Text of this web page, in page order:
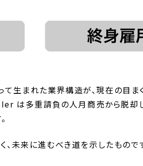
生まれた業界構造が、現在の目ま
は多重請負の人月商売から脱却
未来に進むべき道を示したもので